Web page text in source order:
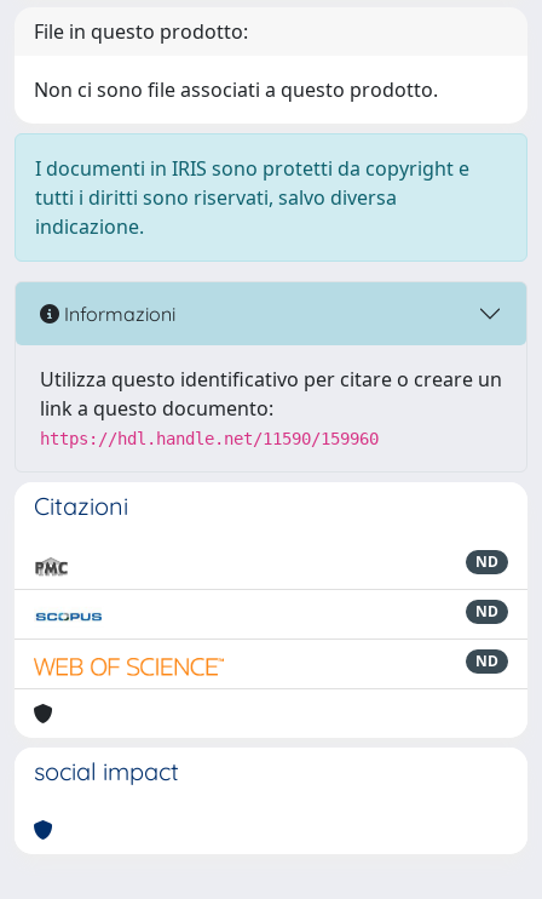
File in questo prodotto:
Non ci sono file associati a questo prodotto.
I documenti in IRIS sono protetti da copyright e
tutti i diritti sono riservati, salvo diversa
indicazione.
Informazioni
Utilizza questo identificativo per citare o creare un
link a questo documento:
https://hdl.handle.net/11590/159960
Citazioni
ND
ND
ND
social impact